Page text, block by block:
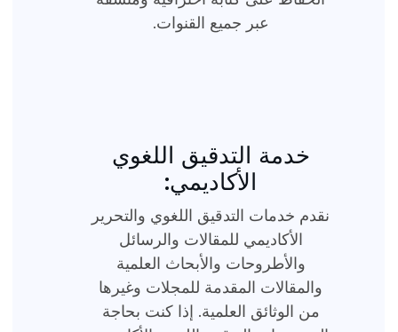
عبر جميع القنوات.
خدمة التدقيق اللغوي
الأكاديمي:
نقدم خدمات التدقيق اللغوي والتحرير
الأكاديمي للمقالات والرسائل
والأطروحات والأبحاث العلمية
والمقالات المقدمة للمجلات وغيرها
من الوثائق العلمية. إذا كنت بحاجة